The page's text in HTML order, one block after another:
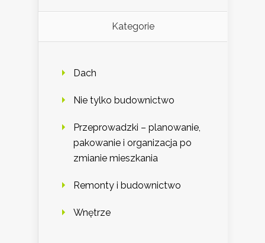
Kategorie
Dach
Nie tylko budownictwo
Przeprowadzki – planowanie,
pakowanie i organizacja po
zmianie mieszkania
Remonty i budownictwo
Wnętrze